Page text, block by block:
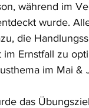
während im
wurde.
die
im Ernstfall zu
im Mai &
das